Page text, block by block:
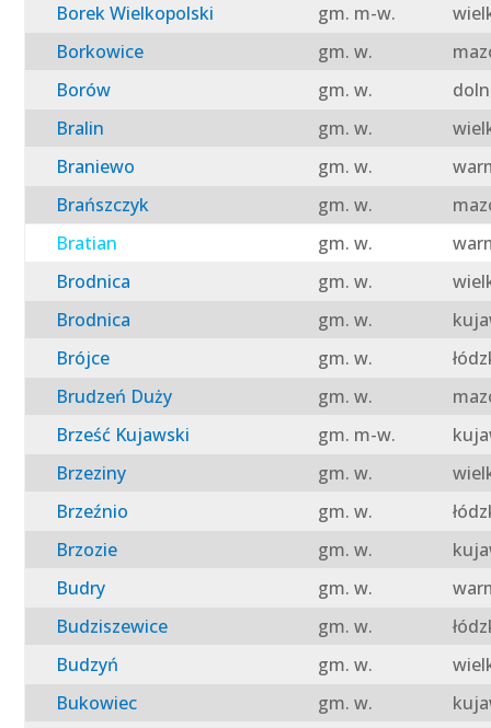
Borek Wielkopolski
gm. m-w.
Borkowice
gm. w.
Borów
gm. w.
Bralin
gm. w.
Braniewo
gm. w.
Brańszczyk
gm. w.
Bratian
gm. w.
Brodnica
gm. w.
Brodnica
gm. w.
Brójce
gm. w.
Brudzeń Duży
gm. w.
Brześć Kujawski
gm. m-w.
Brzeziny
gm. w.
Brzeźnio
gm. w.
Brzozie
gm. w.
Budry
gm. w.
Budziszewice
gm. w.
Budzyń
gm. w.
Bukowiec
gm. w.